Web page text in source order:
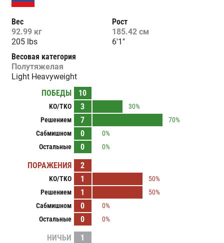
Вес
92.99 кг
205 lbs
Рост
185.42 см
6'1"
Весовая категория
Полутяжелая
Light Heavyweight
ПОБЕДЫ
10
KO/TKO 3
30%
Решением
7
70%
Сабмишном
0
0%
Остальные
0 0%
ПОРАЖЕНИЯ 2
KO/TKO 1
50%
Решением
1
50%
Сабмишном
0
0%
Остальные
0 0%
НИЧЬИ
1